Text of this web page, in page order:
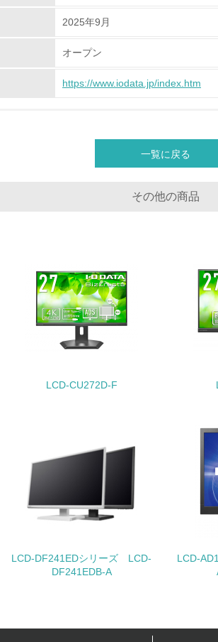
生量の削減及びリサイクルの推進、適正処理を
生物多様性保全
性保全」に関する取り組み（例：森林保全活
レーサビリティの確認等）を行っている
働等」に関する方針、規定等を持っている
ュリティ」に関する方針、規定等を持っている
チェック項目
2025年9月
オープン
https://www.iodata.jp/index.htm
一覧に戻る
その他の商品
LCD-CU272D-F
LCD-DF241EDシリーズ LCD-
DF241EDB-A
LCD-